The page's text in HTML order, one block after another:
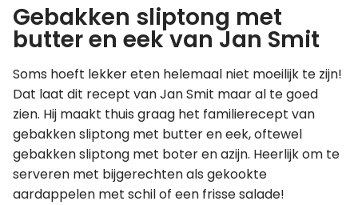
Gebakken sliptong met
butter en eek van Jan Smit
Soms hoeft lekker eten helemaal niet moeilijk te zijn!
Dat laat dit recept van Jan Smit maar al te goed
zien. Hij maakt thuis graag het familierecept van
gebakken sliptong met butter en eek, oftewel
gebakken sliptong met boter en azijn. Heerlijk om te
serveren met bijgerechten als gekookte
aardappelen met schil of een frisse salade!